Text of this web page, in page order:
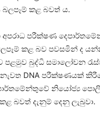
කළ බවත් ය.
අපරාධ පරීක්ෂණ
කළ බව පවසමින් ද
පළමුව බුද්ධි සමාලෝචන
DNA පරීක්ෂණයක්
නියෝජ්‍ය
බවත් දැනුම් දෙනු ලැබුවා.